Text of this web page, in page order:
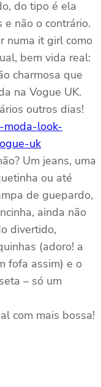
do tipo é ela
não o contrário.
numa it girl como
bem vida real:
charmosa que
na Vogue UK.
outros dias!
Um jeans, uma
ou até
de guepardo,
ainda não
divertido,
(adoro! a
fofa assim) e o
– só um
com mais bossa!